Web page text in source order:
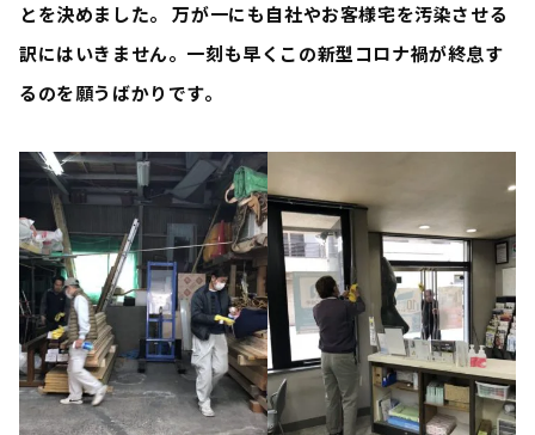
とを決めました。 万が一にも自社やお客様宅を汚染させる
訳にはいきません。一刻も早くこの新型コロナ禍が終息す
るのを願うばかりです。